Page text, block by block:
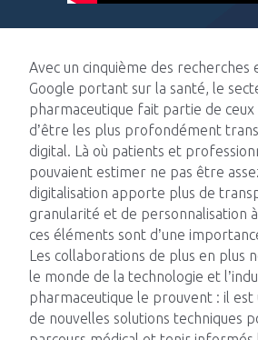
Blog Tech
Nous rejoindre
Contactez-nous
Avec un cinquième des recherches
Google portant sur la santé, le
pharmaceutique fait partie de ceux
d’être les plus profondément
digital. Là où patients et
pouvaient estimer ne pas être
digitalisation apporte plus de
granularité et de personnalisation
ces éléments sont d’une
Les collaborations de plus en plus
le monde de la technologie et
pharmaceutique le prouvent : il
de nouvelles solutions techniques